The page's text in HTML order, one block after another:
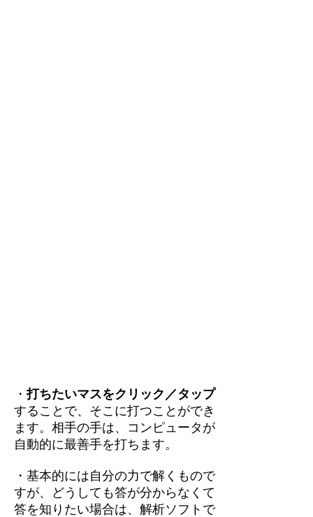
・打ちたいマスをクリック／タップ
することで、そこに打つことができ
ます。相手の手は、コンピュータが
自動的に最善手を打ちます。
・基本的には自分の力で解くもので
すが、どうしても答が分からなくて
答を知りたい場合は、解析ソフトで